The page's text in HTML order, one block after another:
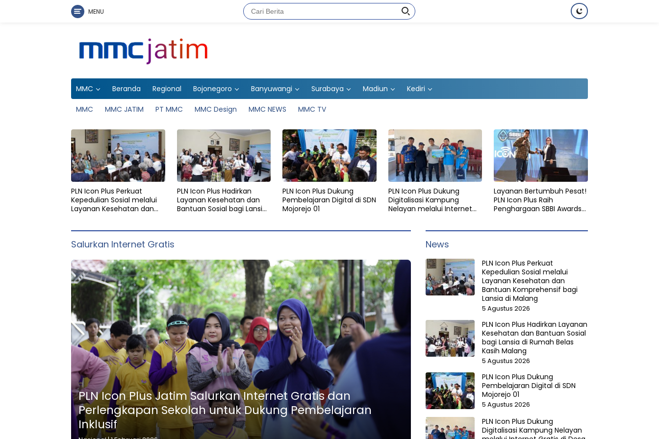
MENU
MMC Beranda Regional Bojonegoro Banyuwangi Surabaya Madiun Kediri
MMC MMC JATIM PT MMC MMC Design MMC NEWS MMC TV
PLN Icon Plus Perkuat
Kepedulian Sosial melalui
Layanan Kesehatan dan
PLN Icon Plus Hadirkan
Layanan Kesehatan dan
Bantuan Sosial bagi Lansia
PLN Icon Plus Dukung
Pembelajaran Digital di SDN
Mojorejo 01
PLN Icon Plus Dukung
Digitalisasi Kampung
Nelayan melalui Internet
Layanan Bertumbuh Pesat!
PLN Icon Plus Raih
Penghargaan SBBI Awards
Salurkan Internet Gratis
PLN Icon Plus Jatim Salurkan Internet Gratis dan
Perlengkapan Sekolah untuk Dukung Pembelajaran
Inklusif
News
PLN Icon Plus Perkuat
Kepedulian Sosial melalui
Layanan Kesehatan dan
Bantuan Komprehensif bagi
Lansia di Malang
5 Agustus 2026
PLN Icon Plus Hadirkan Layanan
Kesehatan dan Bantuan Sosial
bagi Lansia di Rumah Belas
Kasih Malang
5 Agustus 2026
PLN Icon Plus Dukung
Pembelajaran Digital di SDN
Mojorejo 01
5 Agustus 2026
PLN Icon Plus Dukung
Digitalisasi Kampung Nelayan